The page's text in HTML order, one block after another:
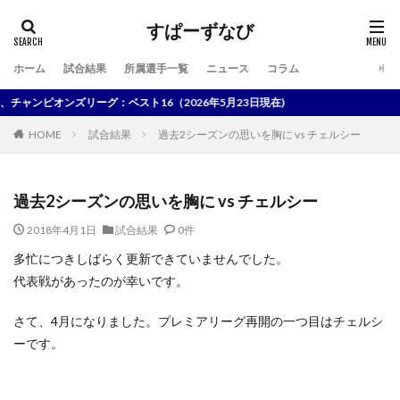
すぱーずなび
ホーム 試合結果 所属選手一覧 ニュース コラム
オンズリーグ：ベスト16（2026年5月23日現在)
HOME 試合結果 過去2シーズンの思いを胸に vs チェルシー
過去2シーズンの思いを胸に vs チェルシー
2018年4月1日 試合結果 0件
多忙につきしばらく更新できていませんでした。
代表戦があったのが幸いです。
さて、4月になりました。プレミアリーグ再開の一つ目はチェルシ
ーです。
検索